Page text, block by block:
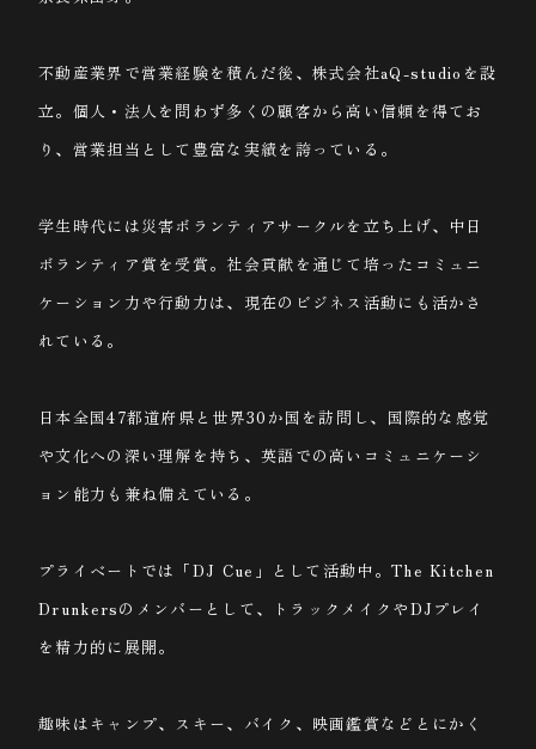
不動産業界で営業経験を積んだ後、株式会社aQ-studioを設
立。個人・法人を問わず多くの顧客から高い信頼を得てお
り、営業担当として豊富な実績を誇っている。
学生時代には災害ボランティアサークルを立ち上げ、中日
ボランティア賞を受賞。社会貢献を通じて培ったコミュニ
ケーション力や行動力は、現在のビジネス活動にも活かさ
れている。
日本全国47都道府県と世界30か国を訪問し、国際的な感覚
や文化への深い理解を持ち、英語での高いコミュニケーシ
ョン能力も兼ね備えている。
プライベートでは「DJ Cue」として活動中。The Kitchen
Drunkersのメンバーとして、トラックメイクやDJプレイ
を精力的に展開。
趣味はキャンプ、スキー、バイク、映画鑑賞などとにかく